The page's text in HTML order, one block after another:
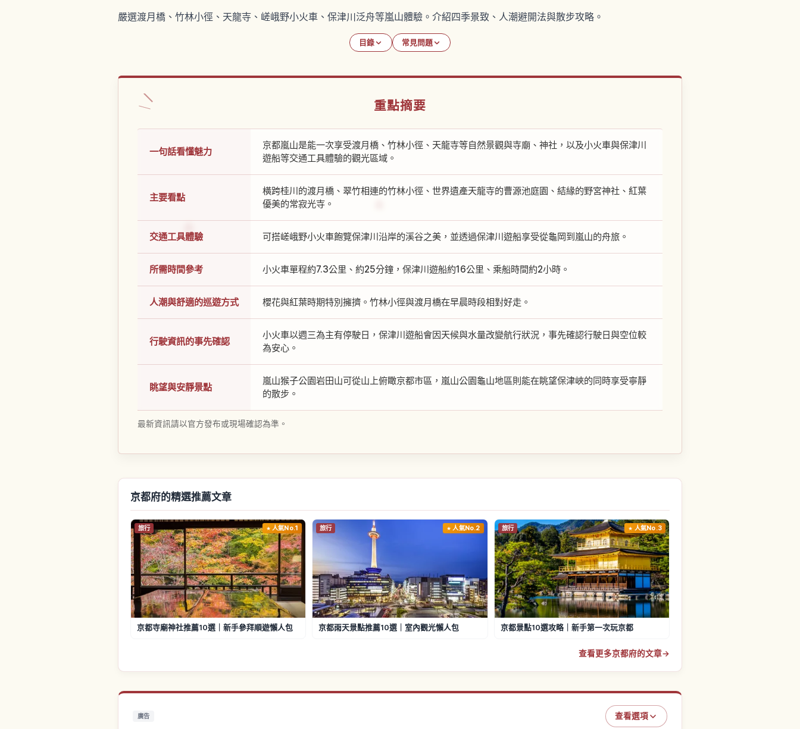
嚴選渡月橋、竹林小徑、天龍寺、嵯峨野小火車、保津川泛舟等嵐山體驗。介紹四季景致、人潮避開法與散步攻略。
目錄 常見問題
重點摘要
一句話看懂魅力
京都嵐山是能一次享受渡月橋、竹林小徑、天龍寺等自然景觀與寺廟、神社，以及小火車與保津川
遊船等交通工具體驗的觀光區域。
主要看點
橫跨桂川的渡月橋、翠竹相連的竹林小徑、世界遺產天龍寺的曹源池庭園、結緣的野宮神社、紅葉
優美的常寂光寺。
交通工具體驗 可搭嵯峨野小火車飽覽保津川沿岸的溪谷之美，並透過保津川遊船享受從龜岡到嵐山的舟旅。
所需時間參考 小火車單程約7.3公里、約25分鐘，保津川遊船約16公里、乘船時間約2小時。
人潮與舒適的巡遊方式 櫻花與紅葉時期特別擁擠。竹林小徑與渡月橋在早晨時段相對好走。
行駛資訊的事先確認
小火車以週三為主有停駛日，保津川遊船會因天候與水量改變航行狀況，事先確認行駛日與空位較
為安心。
眺望與安靜景點
嵐山猴子公園岩田山可從山上俯瞰京都市區，嵐山公園龜山地區則能在眺望保津峽的同時享受寧靜
的散步。
最新資訊請以官方發布或現場確認為準。
京都府的精選推薦文章
旅行 人氣No.1
京都寺廟神社推薦10選｜新手參拜順遊懶人包
旅行 人氣No.2
京都雨天景點推薦10選｜室內觀光懶人包
旅行 人氣No.3
京都景點10選攻略｜新手第一次玩京都
查看更多京都府的文章→
廣告 查看選項